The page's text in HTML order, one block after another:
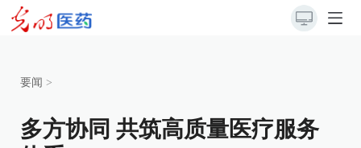
要闻 >
多方协同 共筑高质量医疗服务